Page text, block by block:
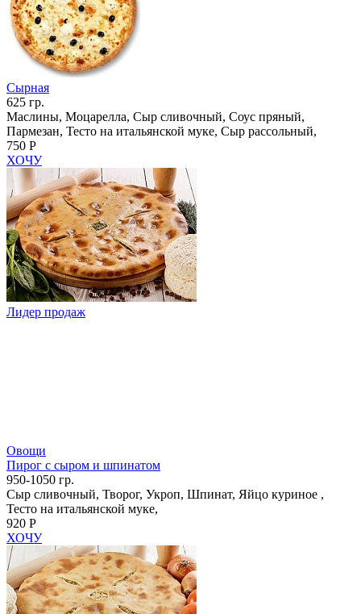
Сырная
625 гр.
Маслины, Моцарелла, Сыр сливочный, Соус пряный,
Пармезан, Тесто на итальянской муке, Сыр рассольный,
750 Р
ХОЧУ
Лидер продаж
Овощи
Пирог с сыром и шпинатом
950-1050 гр.
Сыр сливочный, Творог, Укроп, Шпинат, Яйцо куриное ,
Тесто на итальянской муке,
920 Р
ХОЧУ